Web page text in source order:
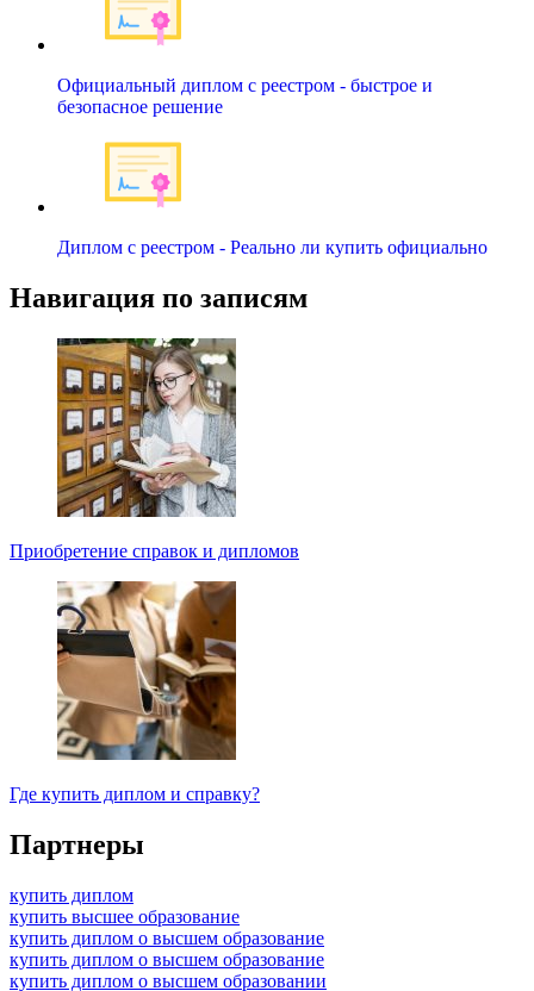
Официальный диплом с реестром - быстрое и
безопасное решение
Диплом с реестром - Реально ли купить официально
Навигация по записям
Приобретение справок и дипломов
Где купить диплом и справку?
Партнеры
купить диплом
купить высшее образование
купить диплом о высшем образование
купить диплом о высшем образование
купить диплом о высшем образовании